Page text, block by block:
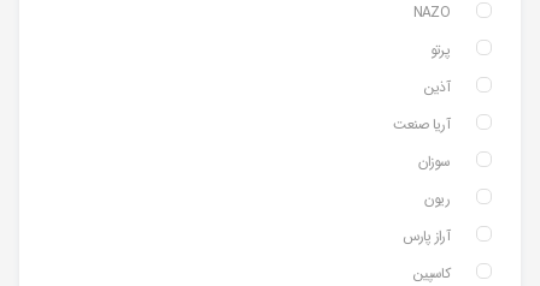
NAZO
پرتو
آذین
آریا صنعت
سوزان
ریون
آراز پارس
کاسپین